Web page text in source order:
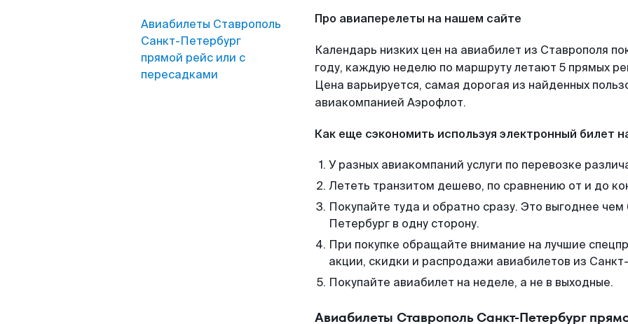
Авиабилеты Ставрополь
Санкт-Петербург
прямой рейс или с
пересадками
Про авиаперелеты на нашем сайте
Календарь низких цен на авиабилет из Ставрополя
году, каждую неделю по маршруту летают 5 прямых
Цена варьируется, самая дорогая из найденных
авиакомпанией Аэрофлот.
Как еще сэкономить используя электронный билет
У разных авиакомпаний услуги по перевозке
Лететь транзитом дешево, по сравнению от и до
Покупайте туда и обратно сразу. Это выгоднее
Петербург в одну сторону.
При покупке обращайте внимание на лучшие
акции, скидки и распродажи авиабилетов из
Покупайте авиабилет на неделе, а не в выходные.
Авиабилеты Ставрополь Санкт-Петербург